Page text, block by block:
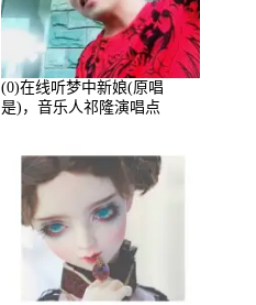
(0)在线听梦中新娘(原唱
是)，音乐人祁隆演唱点